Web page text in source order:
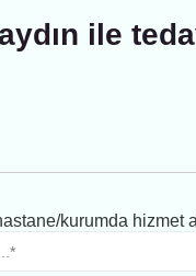
ile
kurumda hizmet